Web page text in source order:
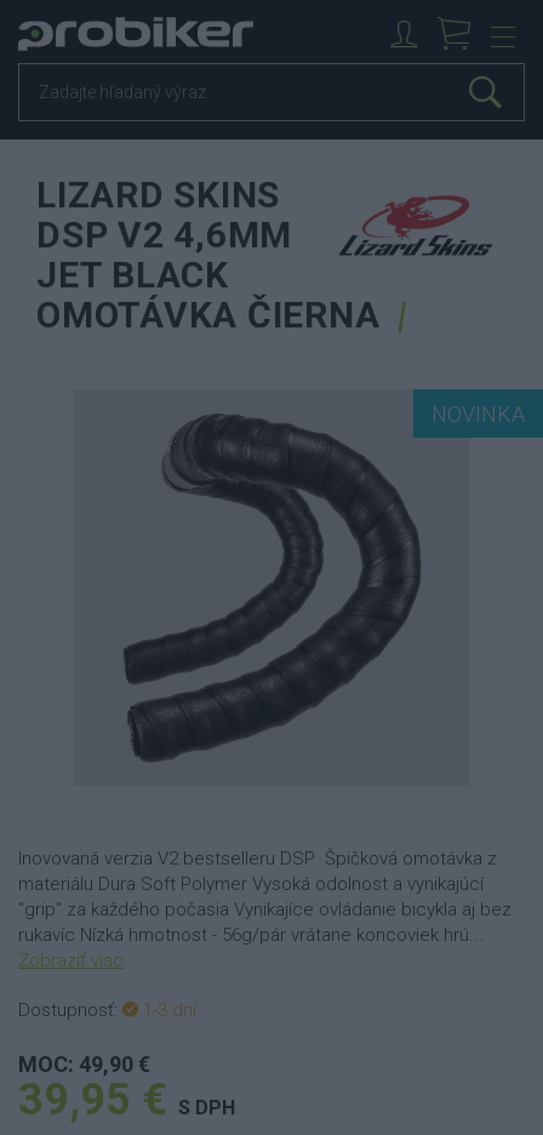
LIZARD SKINS
DSP V2 4,6MM
JET BLACK
OMOTÁVKA ČIERNA
NOVINKA
Inovovaná verzia V2 bestselleru DSP Špičková omotávka z
materiálu Dura Soft Polymer Vysoká odolnost a vynikajúcí
"grip" za každého počasia Vynikajíce ovládanie bicykla aj bez
rukavíc Nízká hmotnost - 56g/pár vrátane koncoviek hrú...
Zobraziť viac
Dostupnosť: 1-3 dní
MOC: 49,90 €
39,95 € S DPH